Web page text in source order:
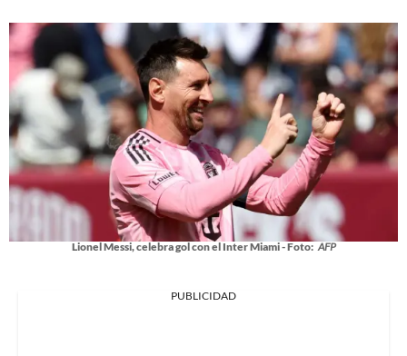
Lionel Messi, celebra gol con el Inter Miami - Foto: AFP
PUBLICIDAD